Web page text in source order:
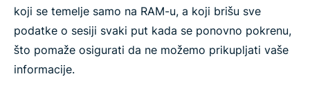
koji se temelje samo na RAM-u, a koji brišu sve
podatke o sesiji svaki put kada se ponovno pokrenu,
što pomaže osigurati da ne možemo prikupljati vaše
informacije.